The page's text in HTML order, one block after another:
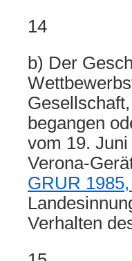
14
b) Der
begangen
vom 19.
Verona-
GRUR
Verhalten